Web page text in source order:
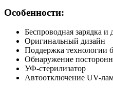
Особенности:
Беспроводная зарядка и
Оригинальный дизайн
Поддержка технологии
Обнаружение
УФ-стерилизатор
Автоотключение UV-